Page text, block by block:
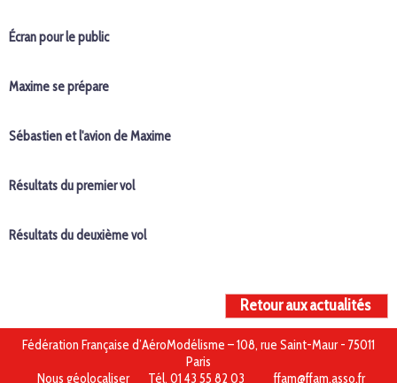
Écran pour le public
Maxime se prépare
Sébastien et l'avion de Maxime
Résultats du premier vol
Résultats du deuxième vol
Retour aux actualités
Fédération Française d’AéroModélisme – 108, rue Saint-Maur - 75011
Paris
Nous géolocaliser
Tél. 01 43 55 82 03 ffam@ffam.asso.fr